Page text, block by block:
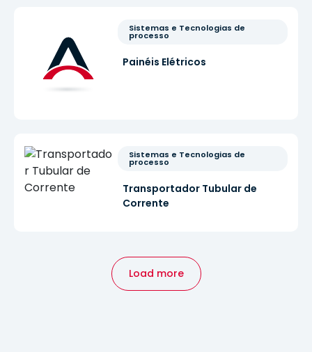
Sistemas e Tecnologias de
processo
Painéis Elétricos
Sistemas e Tecnologias de
processo
Transportador Tubular de
Corrente
Load more